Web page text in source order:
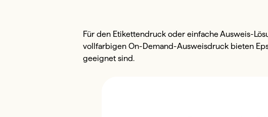
Für den Etikettendruck oder einfache Ausweis-
vollfarbigen On-Demand-Ausweisdruck bieten
geeignet sind.